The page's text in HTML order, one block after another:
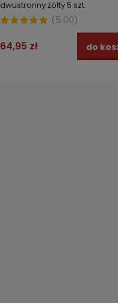
44,99 zł
dwustronny żółty 5 szt.
(5.00)
64,95 zł do